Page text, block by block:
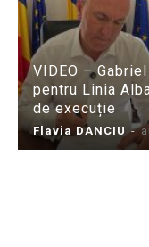
VIDEO –
pentru Linia
de execuție
Flavia DANCIU -